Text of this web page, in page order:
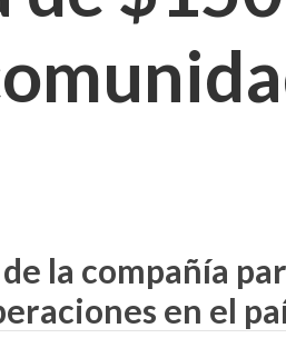
la compañía
en el